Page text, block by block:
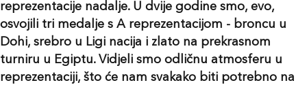
reprezentacije nadalje. U dvije godine smo, evo,
osvojili tri medalje s A reprezentacijom - broncu u
Dohi, srebro u Ligi nacija i zlato na prekrasnom
turniru u Egiptu. Vidjeli smo odličnu atmosferu u
reprezentaciji, što će nam svakako biti potrebno na